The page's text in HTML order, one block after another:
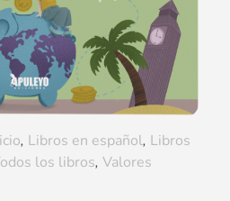
, Libros en español, Libros
los libros, Valores